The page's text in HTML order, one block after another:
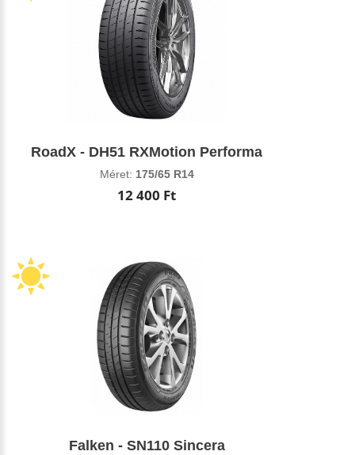
RoadX - DH51 RXMotion Performa
Méret: 175/65 R14
12 400 Ft
Falken - SN110 Sincera